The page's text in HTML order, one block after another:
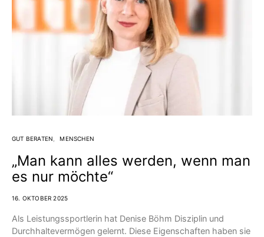
GUT BERATEN MENSCHEN
„Man kann alles werden, wenn man
es nur möchte“
16. OKTOBER 2025
Als Leistungssportlerin hat Denise Böhm Disziplin und
Durchhaltevermögen gelernt. Diese Eigenschaften haben sie